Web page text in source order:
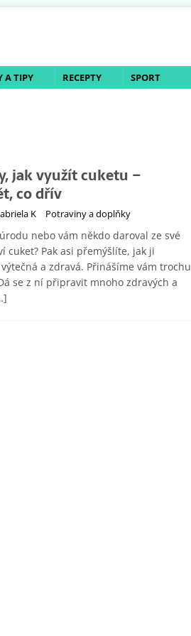
A TIPY RECEPTY SPORT
jak využít cuketu –
co dřív
K Potraviny a doplňky
nebo vám někdo daroval ze své
cuket? Pak asi přemýšlíte, jak ji
a zdravá. Přinášíme vám trochu
se z ní připravit mnoho zdravých a